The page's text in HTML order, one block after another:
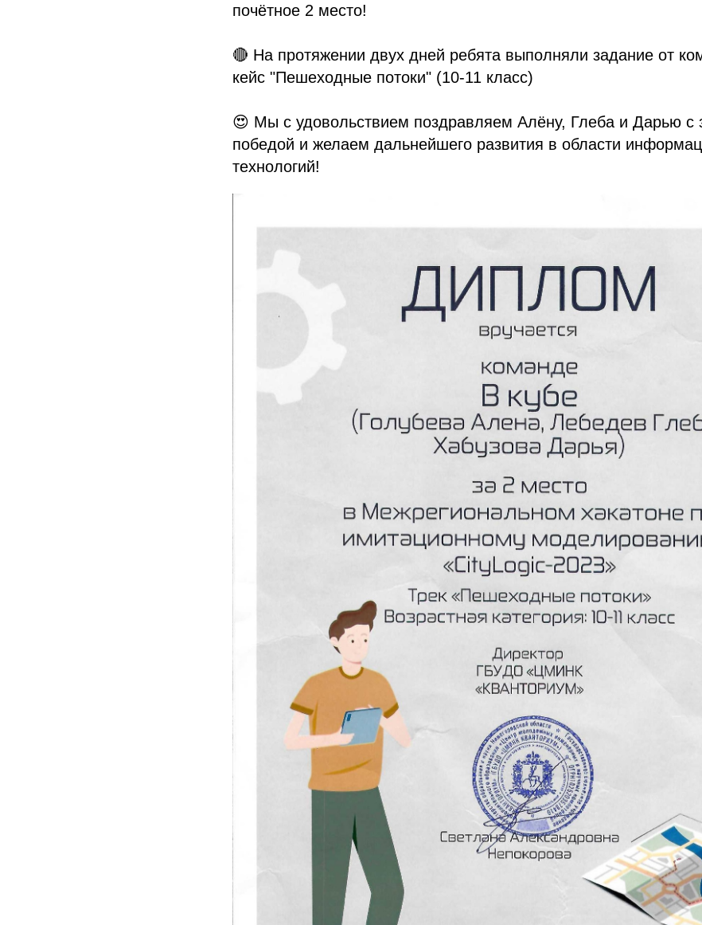
почётное 2 место!
🔴 На протяжении двух дней ребята выполняли задание от
кейс "Пешеходные потоки" (10-11 класс)
😍 Мы с удовольствием поздравляем Алёну, Глеба и Дарью с
победой и желаем дальнейшего развития в области
технологий!